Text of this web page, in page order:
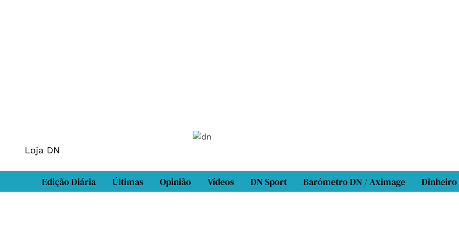
Loja DN
Edição Diária Últimas Opinião Vídeos DN Sport Barómetro DN / Aximage Dinheiro